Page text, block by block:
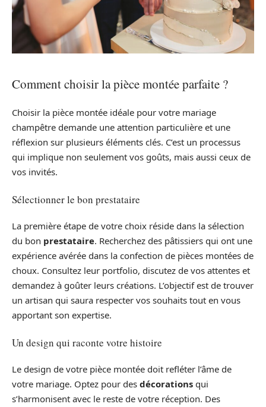
Comment choisir la pièce montée parfaite ?
Choisir la pièce montée idéale pour votre mariage
champêtre demande une attention particulière et une
réflexion sur plusieurs éléments clés. C’est un processus
qui implique non seulement vos goûts, mais aussi ceux de
vos invités.
Sélectionner le bon prestataire
La première étape de votre choix réside dans la sélection
du bon prestataire. Recherchez des pâtissiers qui ont une
expérience avérée dans la confection de pièces montées de
choux. Consultez leur portfolio, discutez de vos attentes et
demandez à goûter leurs créations. L’objectif est de trouver
un artisan qui saura respecter vos souhaits tout en vous
apportant son expertise.
Un design qui raconte votre histoire
Le design de votre pièce montée doit refléter l’âme de
votre mariage. Optez pour des décorations qui
s’harmonisent avec le reste de votre réception. Des